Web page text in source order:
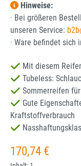
Hinweise:
· Bei größeren
unseren Service:
· Ware befindet sich
Mit diesem
Tubeless:
Sommerreifen
Gute
Kraftstoffverbrauch
Regulärer Preis:
170,74 €